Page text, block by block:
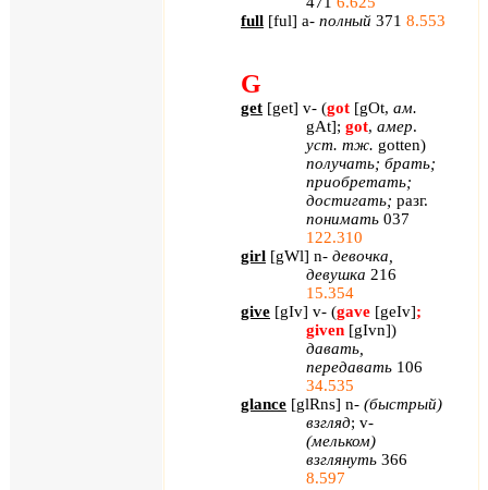
full [ful] a- полный 371 8.553
G
get [get] v- (got [gOt, ам.
gAt]; got, амер.
уст. тж. gotten)
получать; брать;
приобретать;
достигать; разг.
понимать 037
122.310
girl [gWl] n- девочка,
девушка 216
15.354
give [gIv] v- (gave [geIv];
given [gIvn])
давать,
передавать 106
34.535
glance [glRns] n- (быстрый)
взгляд; v-
(мельком)
взглянуть 366
8.597